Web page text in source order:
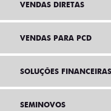
VENDAS DIRETAS
VENDAS PARA PCD
SOLUÇÕES FINANCEIRAS
SEMINOVOS